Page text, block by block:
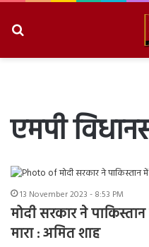
एमपी
13 November 2023 - 8:53 PM
मोदी सरकार ने
मारा : अमित शाह